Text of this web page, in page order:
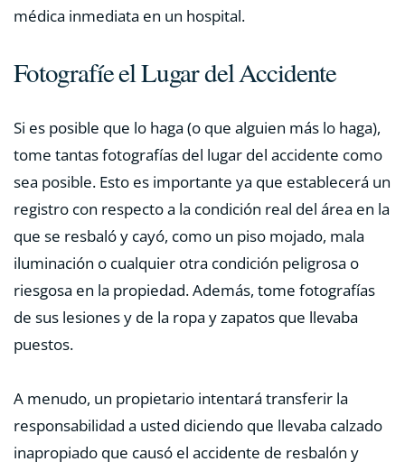
médica inmediata en un hospital.
Fotografíe el Lugar del Accidente
Si es posible que lo haga (o que alguien más lo haga),
tome tantas fotografías del lugar del accidente como
sea posible. Esto es importante ya que establecerá un
registro con respecto a la condición real del área en la
que se resbaló y cayó, como un piso mojado, mala
iluminación o cualquier otra condición peligrosa o
riesgosa en la propiedad. Además, tome fotografías
de sus lesiones y de la ropa y zapatos que llevaba
puestos.
A menudo, un propietario intentará transferir la
responsabilidad a usted diciendo que llevaba calzado
inapropiado que causó el accidente de resbalón y